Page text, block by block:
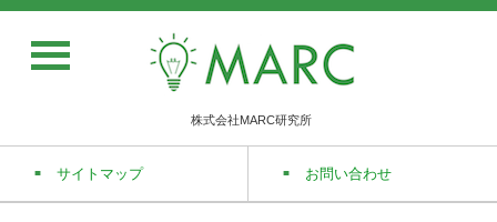
株式会社MARC研究所
サイトマップ お問い合わせ